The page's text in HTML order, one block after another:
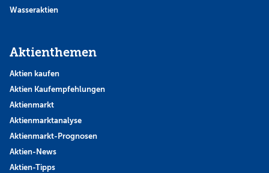
Wasseraktien
Aktienthemen
Aktien kaufen
Aktien Kaufempfehlungen
Aktienmarkt
Aktienmarktanalyse
Aktienmarkt-Prognosen
Aktien-News
Aktien-Tipps